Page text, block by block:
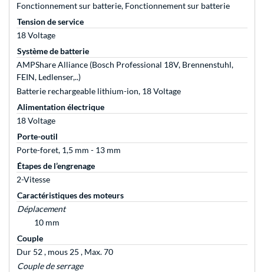
Fonctionnement sur batterie, Fonctionnement sur batterie
Tension de service
18 Voltage
Système de batterie
AMPShare Alliance (Bosch Professional 18V, Brennenstuhl,
FEIN, Ledlenser,..)
Batterie rechargeable lithium-ion, 18 Voltage
Alimentation électrique
18 Voltage
Porte-outil
Porte-foret, 1,5 mm - 13 mm
Étapes de l’engrenage
2-Vitesse
Caractéristiques des moteurs
Déplacement
10 mm
Couple
Dur 52 , mous 25 , Max. 70
Couple de serrage